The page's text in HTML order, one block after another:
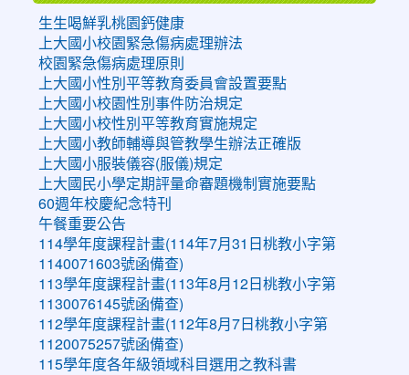
生生喝鮮乳桃園鈣健康
上大國小校園緊急傷病處理辦法
校園緊急傷病處理原則
上大國小性別平等教育委員會設置要點
上大國小校園性別事件防治規定
上大國小校性別平等教育實施規定
上大國小教師輔導與管教學生辦法正確版
上大國小服裝儀容(服儀)規定
上大國民小學定期評量命審題機制實施要點
60週年校慶紀念特刊
午餐重要公告
114學年度課程計畫(114年7月31日桃教小字第
1140071603號函備查)
113學年度課程計畫(113年8月12日桃教小字第
1130076145號函備查)
112學年度課程計畫(112年8月7日桃教小字第
1120075257號函備查)
115學年度各年級領域科目選用之教科書